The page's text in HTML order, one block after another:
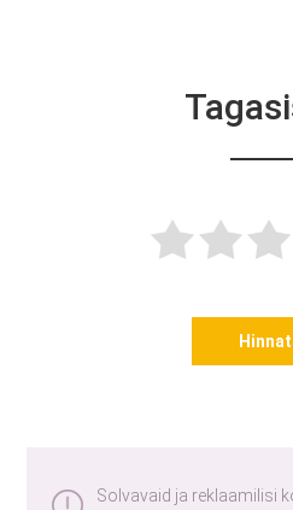
Solvavaid ja reklaamilisi